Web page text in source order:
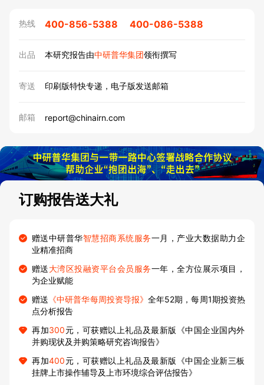
热线 400-856-5388 400-086-5388
出品 本研究报告由中研普华集团领衔撰写
寄送 印刷版特快专递，电子版发送邮箱
邮箱 report@chinairn.com
订购报告送大礼
赠送中研普华智慧招商系统服务一月，产业大数据助力企
业精准招商
赠送大湾区投融资平台会员服务一年，全方位展示项目，
为企业赋能
赠送 《中研普华每周投资导报》全年52期，每周1期投资热
点分析报告
再加300元，可获赠以上礼品及最新版《中国企业国内外
并购现状及并购策略研究咨询报告》
再加400元，可获赠以上礼品及最新版《中国企业新三板
挂牌上市操作辅导及上市环境综合评估报告》